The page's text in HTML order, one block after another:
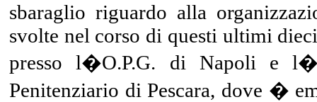
sbaraglio riguardo alla
svolte nel corso di questi ultimi
presso l�O.P.G. di Napoli e
Penitenziario di Pescara, dove �